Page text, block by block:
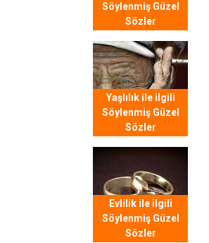
Söylenmiş Güzel
Sözler
Yaşlılık ile ilgili
Söylenmiş Güzel
Sözler
Evlilik ile ilgili
Söylenmiş Güzel
Sözler